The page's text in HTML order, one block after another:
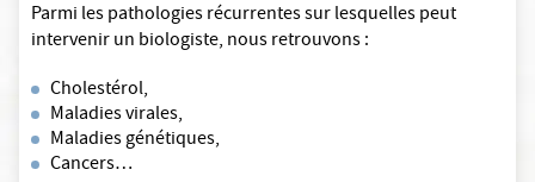
Parmi les pathologies récurrentes sur lesquelles peut
intervenir un biologiste, nous retrouvons :
Cholestérol,
Maladies virales,
Maladies génétiques,
Cancers…